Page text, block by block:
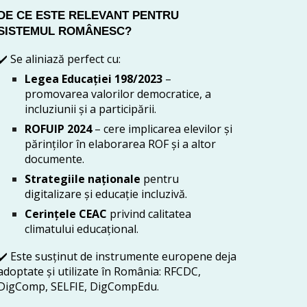
CE ESTE RELEVANT PENTRU
ROMÂNESC?
Se aliniază perfect cu:
Legea Educației 198/2023 –
promovarea valorilor democratice, a
incluziunii și a participării.
ROFUIP 2024– cere implicarea elevilor și
părinților în elaborarea ROF și a altor
documente.
Strategiile naționale pentru
digitalizare și educație incluzivă.
Cerințele CEAC privind calitatea
climatului educațional.
Este susținut de instrumente europene deja
și utilizate în România: RFCDC,
SELFIE, DigCompEdu.